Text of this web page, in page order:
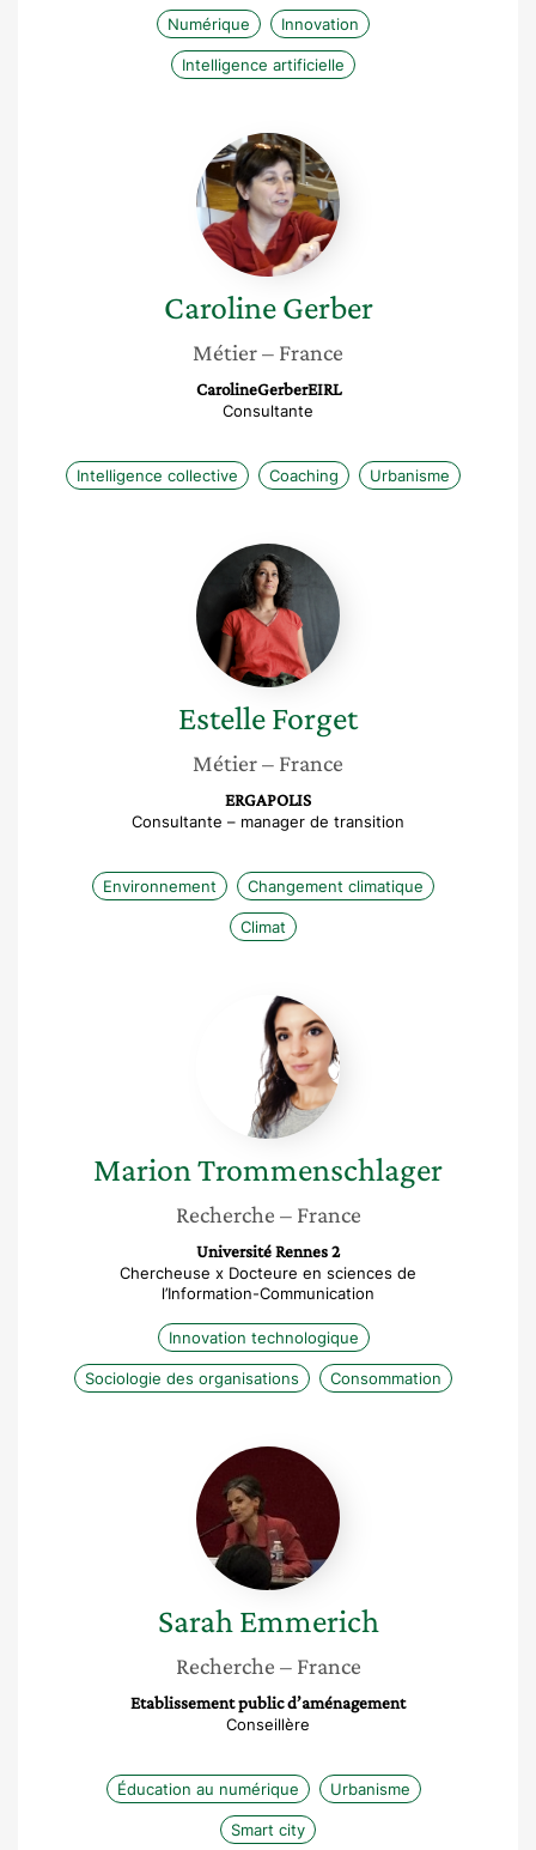
Numérique Innovation
Intelligence artificielle
Caroline
Gerber
Caroline Gerber
Métier– France
CarolineGerberEIRL
Consultante
Intelligence collective Coaching Urbanisme
Estelle
Forget
EstelleForget
Métier– France
ERGAPOLIS
Consultante – manager de transition
Environnement Changement climatique
Climat
Marion
Trommenschlager
MarionTrommenschlager
Recherche – France
Université Rennes 2
Chercheuse x Docteure en sciences de
l’Information-Communication
Innovation technologique
Sociologie des organisations Consommation
Sarah
Emmerich
Sarah Emmerich
Recherche – France
Etablissement public d’aménagement
Conseillère
Éducation au numérique Urbanisme
Smart city